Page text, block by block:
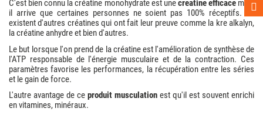
C'est bien connu la créatine monohydrate est unecreatine efficacemais
il arrive que certaines personnes ne soient pas 100% réceptifs. Ils
existent d'autres créatines qui ont fait leur preuve comme la kre alkalyn,
la créatine anhydre et bien d'autres.
Le but lorsque l'on prend de la créatine est l'amélioration de synthèse de
l'ATP responsable de l'énergie musculaire et de la contraction. Ces
paramètres favorise les performances, la récupération entre les séries
et le gain de force.
L'autre avantage de ce produit musculation est qu'il est souvent enrichi
en vitamines, minéraux.